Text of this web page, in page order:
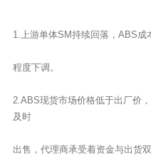
1.上游单体SM持续回落，ABS成
程度下调。
2.ABS现货市场价格低于出厂价
及时
出售，代理商承受着资金与出货